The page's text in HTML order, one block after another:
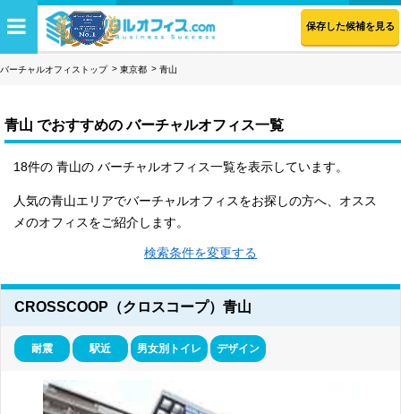
保存した候補を見る
バーチャルオフィストップ 東京都 青山
青山 でおすすめの バーチャルオフィス一覧
18件の 青山の バーチャルオフィス一覧を表示しています。
人気の青山エリアでバーチャルオフィスをお探しの方へ、オスス
メのオフィスをご紹介します。
検索条件を変更する
CROSSCOOP（クロスコープ）青山
耐震 駅近 男女別トイレ デザイン